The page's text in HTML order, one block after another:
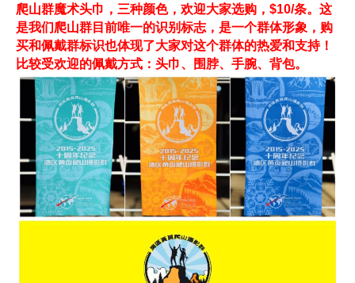
爬山群魔术头巾，三种颜色，欢迎大家选购，$10/条。这
是我们爬山群目前唯一的识别标志，是一个群体形象，购
买和佩戴群标识也体现了大家对这个群体的热爱和支持！
比较受欢迎的佩戴方式：头巾、围脖、手腕、背包。